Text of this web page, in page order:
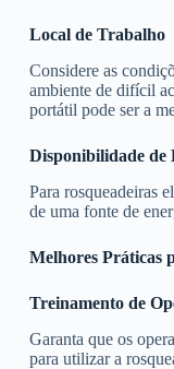
Local de Trabalho
Considere as
ambiente de difícil
portátil pode ser a
Disponibilidade de
Para rosqueadeiras
de uma fonte de
Melhores Práticas
Treinamento de
Garanta que os
para utilizar a